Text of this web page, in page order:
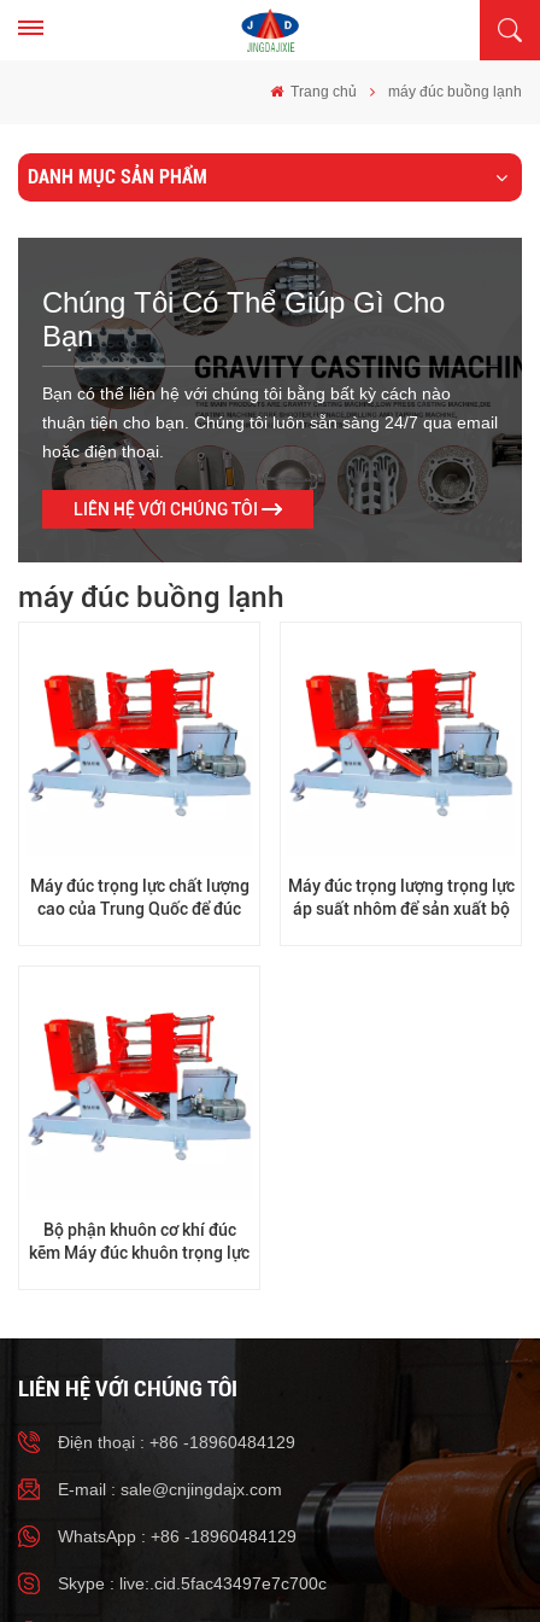
Trang chủ máy đúc buồng lạnh
DANH MỤC SẢN PHẨM
Chúng Tôi Có Thể Giúp Gì Cho
Bạn
Bạn có thể liên hệ với chúng tôi bằng bất kỳ cách nào
thuận tiện cho bạn. Chúng tôi luôn sẵn sàng 24/7 qua email
hoặc điện thoại.
LIÊN HỆ VỚI CHÚNG TÔI
máy đúc buồng lạnh
Máy đúc trọng lực chất lượng
cao của Trung Quốc để đúc
Máy đúc trọng lượng trọng lực
áp suất nhôm để sản xuất bộ
Bộ phận khuôn cơ khí đúc
kẽm Máy đúc khuôn trọng lực
LIÊN HỆ VỚI CHÚNG TÔI
Điện thoại : +86 -18960484129
E-mail : sale@cnjingdajx.com
WhatsApp : +86 -18960484129
Skype : live:.cid.5fac43497e7c700c